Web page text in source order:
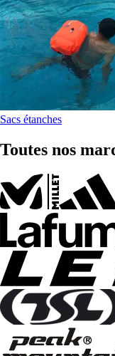
Sacs étanches
Toutes nos